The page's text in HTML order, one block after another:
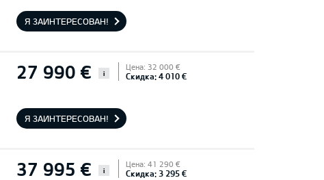
Я ЗАИНТЕРЕСОВАН!
27 990 € i
Цена: 32 000 €
Скидка: 4 010 €
Я ЗАИНТЕРЕСОВАН!
37 995 € i
Цена: 41 290 €
Скидка: 3 295 €